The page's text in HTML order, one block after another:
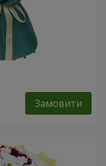
Замовити